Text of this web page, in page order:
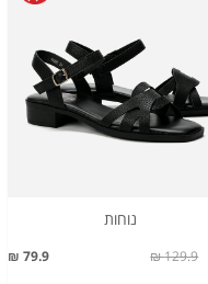
נוחות
79.9 ₪ 129.9 ₪